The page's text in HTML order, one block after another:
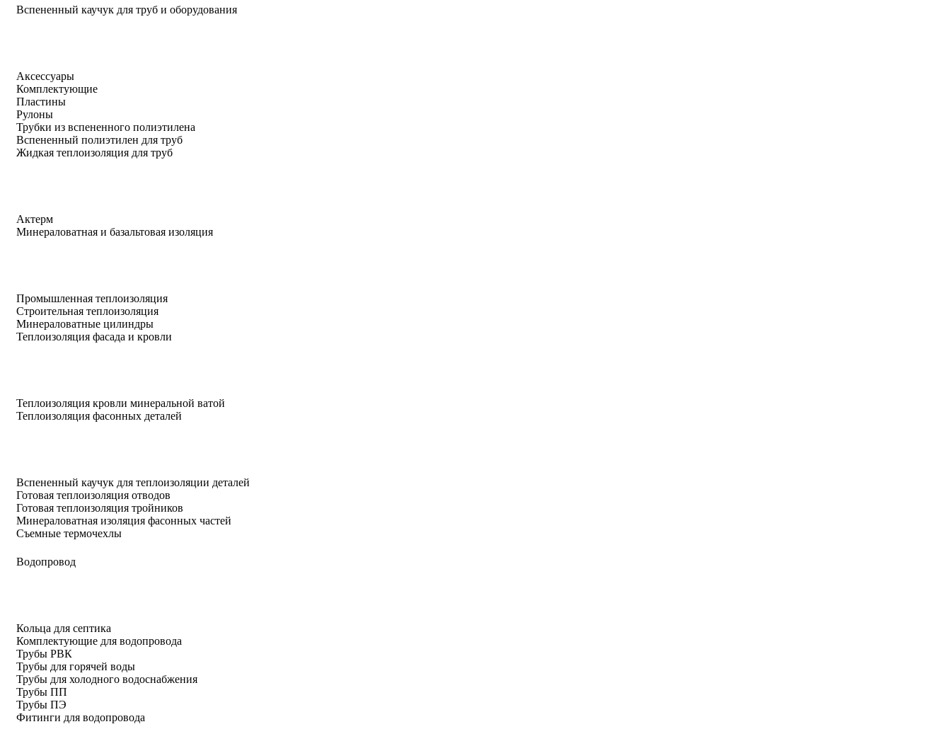
Вспененный каучук для труб и оборудования
Аксессуары
Комплектующие
Пластины
Рулоны
Трубки из вспененного полиэтилена
Вспененный полиэтилен для труб
Жидкая теплоизоляция для труб
Актерм
Минераловатная и базальтовая изоляция
Промышленная теплоизоляция
Строительная теплоизоляция
Минераловатные цилиндры
Теплоизоляция фасада и кровли
Теплоизоляция кровли минеральной ватой
Теплоизоляция фасонных деталей
Вспененный каучук для теплоизоляции деталей
Готовая теплоизоляция отводов
Готовая теплоизоляция тройников
Минераловатная изоляция фасонных частей
Съемные термочехлы
Водопровод
Кольца для септика
Комплектующие для водопровода
Трубы РВК
Трубы для горячей воды
Трубы для холодного водоснабжения
Трубы ПП
Трубы ПЭ
Фитинги для водопровода